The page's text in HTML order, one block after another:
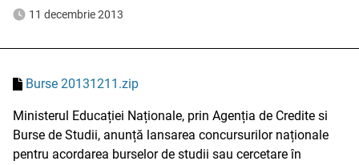
11 decembrie 2013
Burse 20131211.zip
Ministerul Educației Naționale, prin Agenția de Credite si
Burse de Studii, anunță lansarea concursurilor naționale
pentru acordarea burselor de studii sau cercetare în